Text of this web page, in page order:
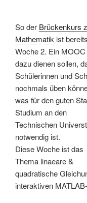
So der Brückenkurs
Mathematik ist
Woche 2. Ein
dazu dienen sollen,
Schülerinnen und
nochmals üben
was für den guten
Studium an den
Technischen
notwendig ist.
Diese Woche ist das
Thema linaeare &
quadratische
interaktiven